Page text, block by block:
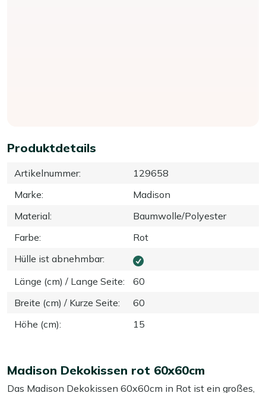
Produktdetails
Artikelnummer:
129658
Marke:
Madison
Material:
Baumwolle/Polyester
Farbe:
Rot
Hülle ist abnehmbar:
Länge (cm) / Lange Seite:
60
Breite (cm) / Kurze Seite:
60
Höhe (cm): 15
Madison Dekokissen rot 60x60cm
Das Madison Dekokissen 60x60cm in Rot ist ein großes,